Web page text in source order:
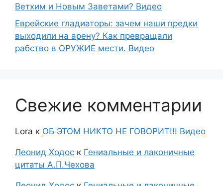
Ветхим и Новым Заветами? Видео
Еврейские гладиаторы: зачем наши предки
выходили на арену? Как превращали
рабство в ОРУЖИЕ мести. Видео
Свежие комментарии
Lora к ОБ ЭТОМ НИКТО НЕ ГОВОРИТ!!! Видео
Леонид Ходос к Гениальные и лаконичные
цитаты А.П.Чехова